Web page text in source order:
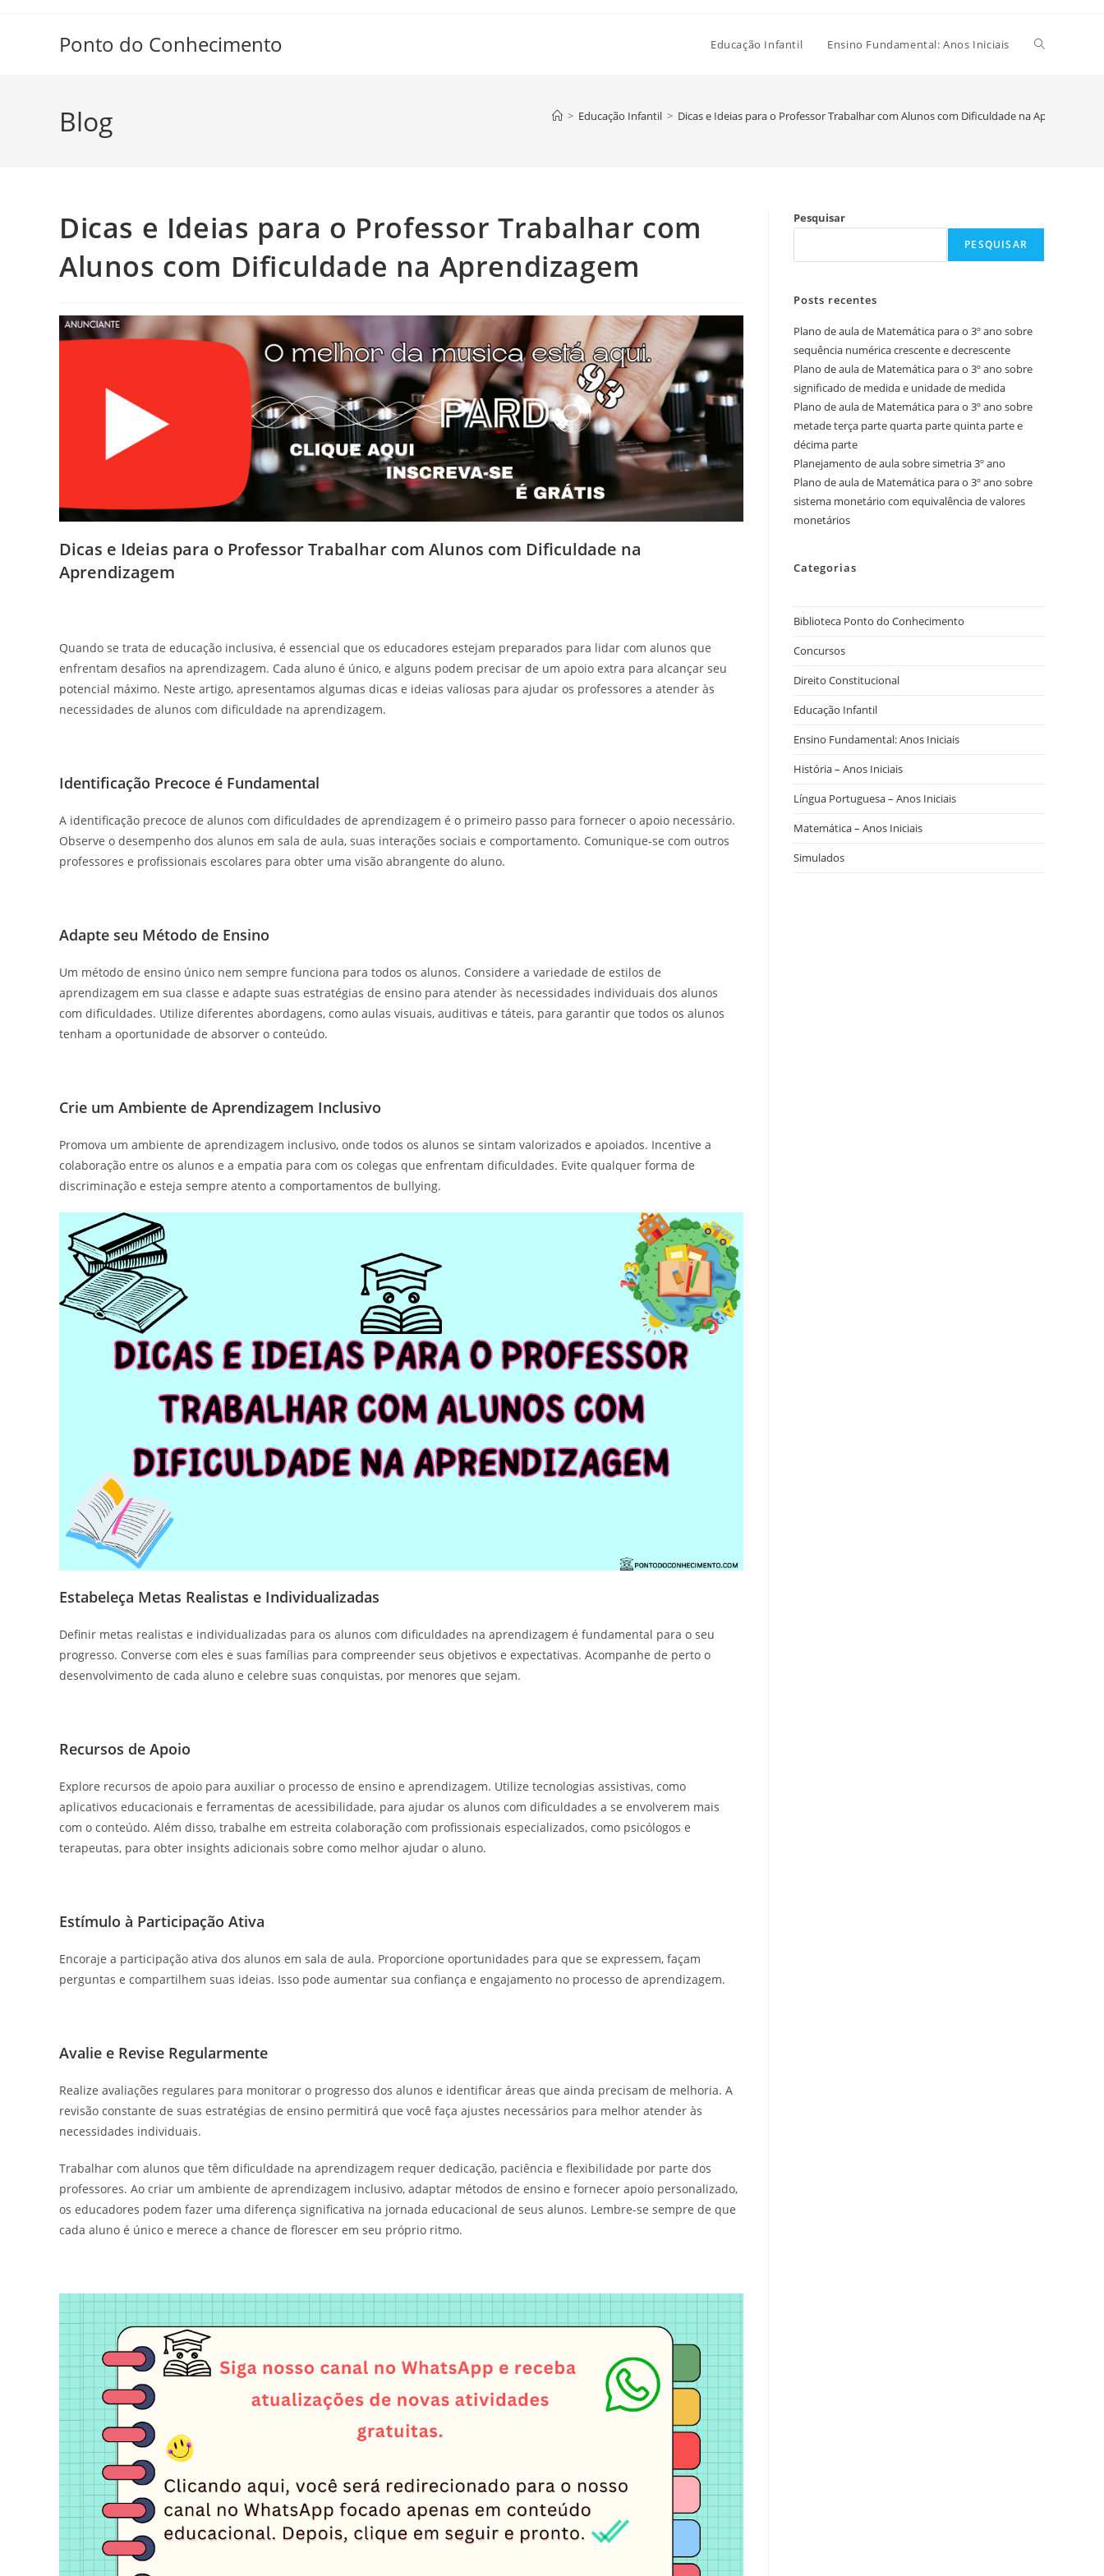
Ponto do Conhecimento Educação Infantil Ensino Fundamental: Anos Iniciais Alternar
site
Blog > Educação Infantil > Dicas e Ideias para o Professor Trabalhar com Alunos com Dificuldade na Aprendizagem
Dicas e Ideias para o Professor Trabalhar com
Alunos com Dificuldade na Aprendizagem
Dicas e Ideias para o Professor Trabalhar com Alunos com Dificuldade na
Aprendizagem
Quando se trata de educação inclusiva, é essencial que os educadores estejam preparados para lidar com alunos que
enfrentam desafios na aprendizagem. Cada aluno é único, e alguns podem precisar de um apoio extra para alcançar seu
potencial máximo. Neste artigo, apresentamos algumas dicas e ideias valiosas para ajudar os professores a atender às
necessidades de alunos com dificuldade na aprendizagem.
Identificação Precoce é Fundamental
A identificação precoce de alunos com dificuldades de aprendizagem é o primeiro passo para fornecer o apoio necessário.
Observe o desempenho dos alunos em sala de aula, suas interações sociais e comportamento. Comunique-se com outros
professores e profissionais escolares para obter uma visão abrangente do aluno.
Adapte seu Método de Ensino
Um método de ensino único nem sempre funciona para todos os alunos. Considere a variedade de estilos de
aprendizagem em sua classe e adapte suas estratégias de ensino para atender às necessidades individuais dos alunos
com dificuldades. Utilize diferentes abordagens, como aulas visuais, auditivas e táteis, para garantir que todos os alunos
tenham a oportunidade de absorver o conteúdo.
Crie um Ambiente de Aprendizagem Inclusivo
Promova um ambiente de aprendizagem inclusivo, onde todos os alunos se sintam valorizados e apoiados. Incentive a
colaboração entre os alunos e a empatia para com os colegas que enfrentam dificuldades. Evite qualquer forma de
discriminação e esteja sempre atento a comportamentos de bullying.
Estabeleça Metas Realistas e Individualizadas
Definir metas realistas e individualizadas para os alunos com dificuldades na aprendizagem é fundamental para o seu
progresso. Converse com eles e suas famílias para compreender seus objetivos e expectativas. Acompanhe de perto o
desenvolvimento de cada aluno e celebre suas conquistas, por menores que sejam.
Recursos de Apoio
Explore recursos de apoio para auxiliar o processo de ensino e aprendizagem. Utilize tecnologias assistivas, como
aplicativos educacionais e ferramentas de acessibilidade, para ajudar os alunos com dificuldades a se envolverem mais
com o conteúdo. Além disso, trabalhe em estreita colaboração com profissionais especializados, como psicólogos e
terapeutas, para obter insights adicionais sobre como melhor ajudar o aluno.
Estímulo à Participação Ativa
Encoraje a participação ativa dos alunos em sala de aula. Proporcione oportunidades para que se expressem, façam
perguntas e compartilhem suas ideias. Isso pode aumentar sua confiança e engajamento no processo de aprendizagem.
Avalie e Revise Regularmente
Realize avaliações regulares para monitorar o progresso dos alunos e identificar áreas que ainda precisam de melhoria. A
revisão constante de suas estratégias de ensino permitirá que você faça ajustes necessários para melhor atender às
necessidades individuais.
Trabalhar com alunos que têm dificuldade na aprendizagem requer dedicação, paciência e flexibilidade por parte dos
professores. Ao criar um ambiente de aprendizagem inclusivo, adaptar métodos de ensino e fornecer apoio personalizado,
os educadores podem fazer uma diferença significativa na jornada educacional de seus alunos. Lembre-se sempre de que
cada aluno é único e merece a chance de florescer em seu próprio ritmo.
Pesquisar
PESQUISAR
Posts recentes
Plano de aula de Matemática para o 3º ano sobre
sequência numérica crescente e decrescente
Plano de aula de Matemática para o 3º ano sobre
significado de medida e unidade de medida
Plano de aula de Matemática para o 3º ano sobre
metade terça parte quarta parte quinta parte e
décima parte
Planejamento de aula sobre simetria 3º ano
Plano de aula de Matemática para o 3º ano sobre
sistema monetário com equivalência de valores
monetários
Categorias
Biblioteca Ponto do Conhecimento
Concursos
Direito Constitucional
Educação Infantil
Ensino Fundamental: Anos Iniciais
História – Anos Iniciais
Língua Portuguesa – Anos Iniciais
Matemática – Anos Iniciais
Simulados